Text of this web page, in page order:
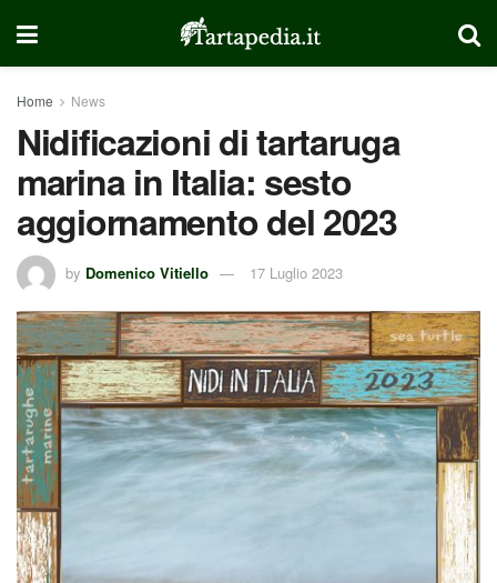
Home News
Nidificazioni di tartaruga
marina in Italia: sesto
aggiornamento del 2023
by Domenico Vitiello 17 Luglio 2023